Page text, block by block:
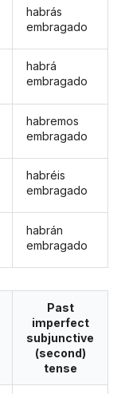
habrás
embragado
habrá
embragado
habremos
embragado
habréis
embragado
habrán
embragado
Past
imperfect
subjunctive
(second)
tense